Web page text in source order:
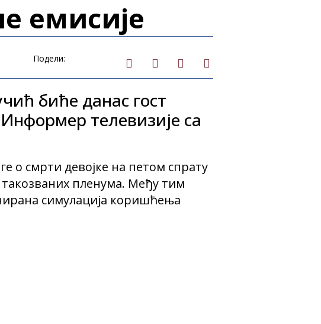
емисије
Подели:
биће данас гост
телевизије са
о смрти девојке на петом спрату
пленума. Међу тим
симулација коришћења